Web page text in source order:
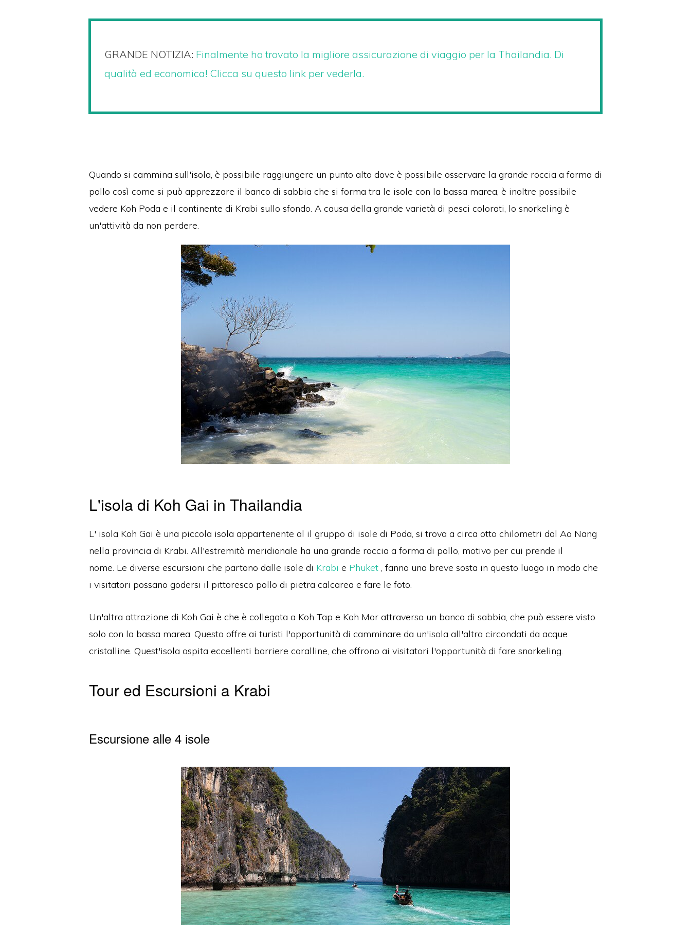
GRANDE NOTIZIA: Finalmente ho trovato la migliore assicurazione di viaggio per la Thailandia. Di
qualità ed economica! Clicca su questo link per vederla.
Quando si cammina sull'isola, è possibile raggiungere un punto alto dove è possibile osservare la grande roccia a forma di
pollo così come si può apprezzare il banco di sabbia che si forma tra le isole con la bassa marea, è inoltre possibile
vedere Koh Poda e il continente di Krabi sullo sfondo. A causa della grande varietà di pesci colorati, lo snorkeling è
un'attività da non perdere.
L'isola di Koh Gai in Thailandia
L' isola Koh Gai è una piccola isola appartenente al il gruppo di isole di Poda, si trova a circa otto chilometri dal Ao Nang
nella provincia di Krabi. All'estremità meridionale ha una grande roccia a forma di pollo, motivo per cui prende il
nome. Le diverse escursioni che partono dalle isole di Krabi e Phuket , fanno una breve sosta in questo luogo in modo che
i visitatori possano godersi il pittoresco pollo di pietra calcarea e fare le foto.
Un'altra attrazione di Koh Gai è che è collegata a Koh Tap e Koh Mor attraverso un banco di sabbia, che può essere visto
solo con la bassa marea. Questo offre ai turisti l'opportunità di camminare da un'isola all'altra circondati da acque
cristalline. Quest'isola ospita eccellenti barriere coralline, che offrono ai visitatori l'opportunità di fare snorkeling.
Tour ed Escursioni a Krabi
Escursione alle 4 isole